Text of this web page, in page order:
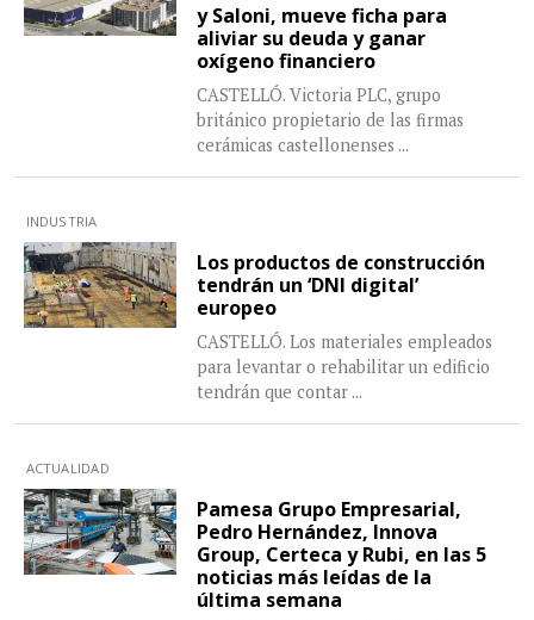
y Saloni, mueve ficha para
aliviar su deuda y ganar
oxígeno financiero
CASTELLÓ. Victoria PLC, grupo
británico propietario de las firmas
cerámicas castellonenses ...
INDUSTRIA
Los productos de construcción
tendrán un ‘DNI digital’
europeo
CASTELLÓ. Los materiales empleados
para levantar o rehabilitar un edificio
tendrán que contar ...
ACTUALIDAD
Pamesa Grupo Empresarial,
Pedro Hernández, Innova
Group, Certeca y Rubi, en las 5
noticias más leídas de la
última semana